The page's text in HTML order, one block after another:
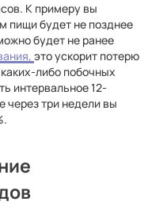
К примеру вы
пищи будет не позднее
будет не ранее
это ускорит потерю
либо побочных
интервальное 12-
через три недели вы